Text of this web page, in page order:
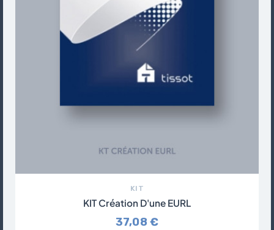
KIT
KIT Création D'une EURL
37,08 €